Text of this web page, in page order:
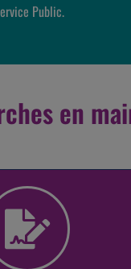
Public.
en